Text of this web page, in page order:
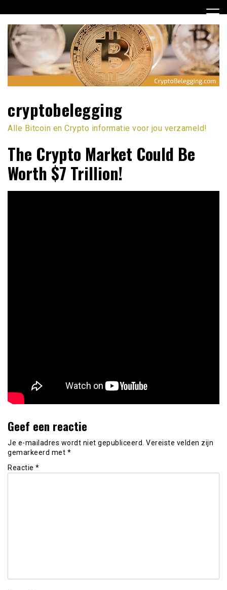
naar
inhoud
cryptobelegging
Alle Bitcoin en Crypto informatie voor jou verzameld!
The Crypto Market Could Be
Worth $7 Trillion!
Geef een reactie
Je e-mailadres wordt niet gepubliceerd. Vereiste velden zijn
gemarkeerd met *
Reactie *